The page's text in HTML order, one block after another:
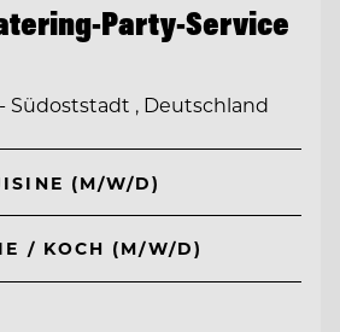
Party-Service
Südoststadt , Deutschland
(M/W/D)
/ KOCH (M/W/D)